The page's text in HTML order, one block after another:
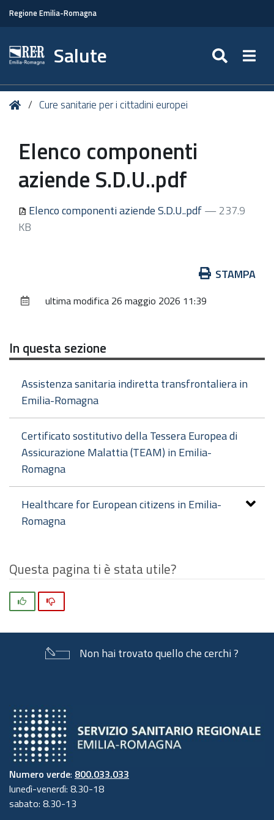
Regione Emilia-Romagna
Salute
Tu HomeCure sanitarie per i cittadini europei
Elenco componenti
aziende S.D.U..pdf
Elenco componenti aziende S.D.U..pdf— 237.9
KB
documento
STAMPA
ultima modifica 26 maggio 2026 11:39
In questa sezione
Assistenza sanitaria indiretta transfrontaliera in
Emilia-Romagna
Certificato sostitutivo della Tessera Europea di
Assicurazione Malattia (TEAM) in Emilia-
Romagna
Healthcare for European citizens in Emilia-
Romagna
Questa pagina ti è stata utile?
Non hai trovato quello che cerchi ?
Numero verde: 800.033.033
lunedì-venerdì: 8.30-18
sabato: 8.30-13